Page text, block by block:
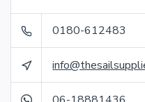
0180-612483